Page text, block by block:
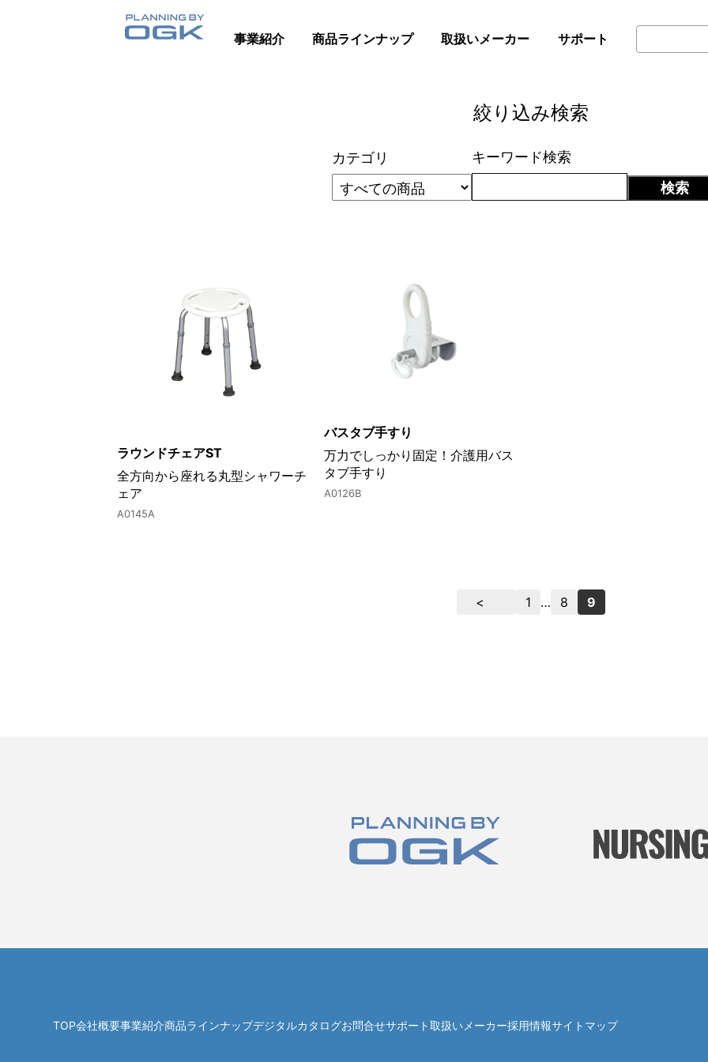
事業紹介 商品ラインナップ 取扱いメーカー サポート
絞り込み検索
カテゴリ キーワード検索
ラウンドチェアST
全方向から座れる丸型シャワーチ
ェア
A0145A
バスタブ手すり
万力でしっかり固定！介護用バス
タブ手すり
A0126B
1 … 8 9
TOP会社概要事業紹介商品ラインナップデジタルカタログお問合せサポート取扱いメーカー採用情報サイトマップ